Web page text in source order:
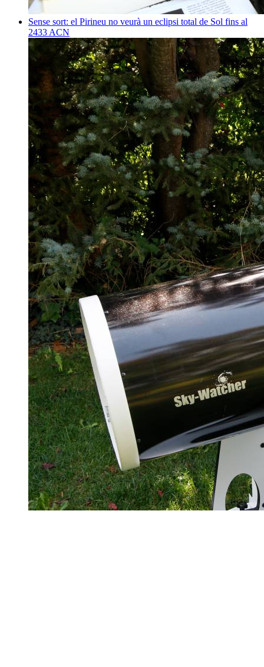
Sense sort: el Pirineu no veurà un eclipsi total de Sol fins al
2433 ACN